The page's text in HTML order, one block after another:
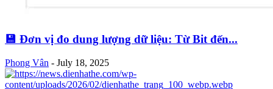
💾 Đơn vị đo dung lượng dữ liệu: Từ Bit đến...
Phong Vân - July 18, 2025